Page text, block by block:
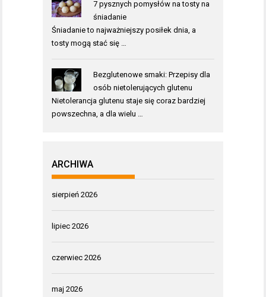
7 pysznych pomysłów na tosty na
śniadanie
Śniadanie to najważniejszy posiłek dnia, a
tosty mogą stać się …
Bezglutenowe smaki: Przepisy dla
osób nietolerujących glutenu
Nietolerancja glutenu staje się coraz bardziej
powszechna, a dla wielu …
ARCHIWA
sierpień 2026
lipiec 2026
czerwiec 2026
maj 2026